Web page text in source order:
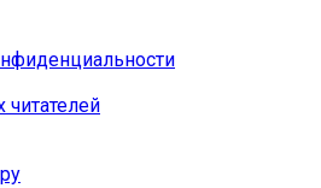
читателей